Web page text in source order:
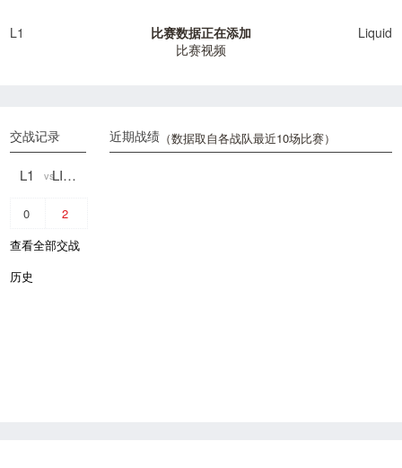
L1
比赛数据正在添加
比赛视频
Liquid
近期战绩（数据取自各战队最近10场比赛）
交战记录
L1 vs LIQUID
0
2
查看全部交战
历史